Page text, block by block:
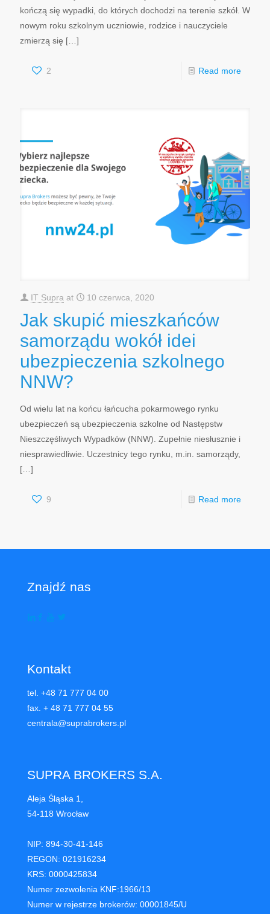
kończą się wypadki, do których dochodzi na terenie szkół. W
nowym roku szkolnym uczniowie, rodzice i nauczyciele
zmierzą się […]
2 Read more
IT Supra at 10 czerwca, 2020
Jak skupić mieszkańców
samorządu wokół idei
ubezpieczenia szkolnego
NNW?
Od wielu lat na końcu łańcucha pokarmowego rynku
ubezpieczeń są ubezpieczenia szkolne od Następstw
Nieszczęśliwych Wypadków (NNW). Zupełnie niesłusznie i
niesprawiedliwie. Uczestnicy tego rynku, m.in. samorządy,
[…]
9 Read more
Znajdź nas
Kontakt
tel. +48 71 777 04 00
fax. + 48 71 777 04 55
centrala@suprabrokers.pl
SUPRA BROKERS S.A.
Aleja Śląska 1,
54-118 Wrocław
NIP: 894-30-41-146
REGON: 021916234
KRS: 0000425834
Numer zezwolenia KNF:1966/13
Numer w rejestrze brokerów: 00001845/U